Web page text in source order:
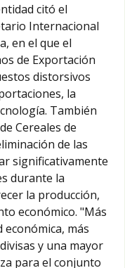
citó el
Internacional
en el que el
de Exportación
distorsivos
la
También
Cereales de
de las
significativamente
durante la
la producción,
económico. "Más
más
y una mayor
para el conjunto